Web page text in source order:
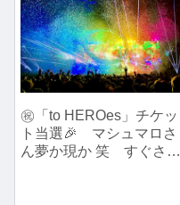
㊗️「to HEROes」チケッ
ト当選🎉 マシュマロさ
ん夢か現か 笑 すぐさま